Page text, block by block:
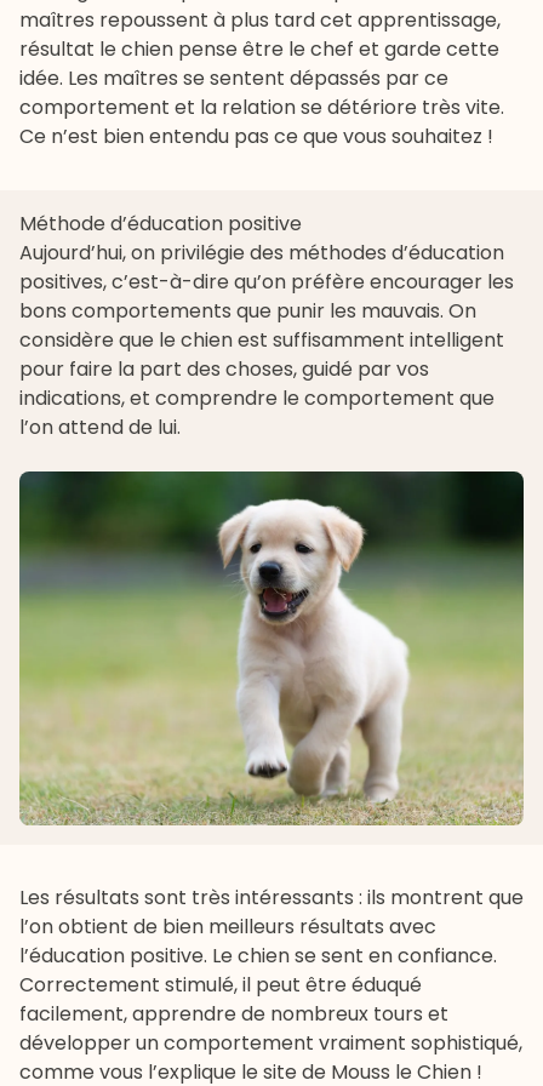
maîtres repoussent à plus tard cet apprentissage,
résultat le chien pense être le chef et garde cette
idée. Les maîtres se sentent dépassés par ce
comportement et la relation se détériore très vite.
Ce n’est bien entendu pas ce que vous souhaitez !
Méthode d’éducation positive
Aujourd’hui, on privilégie des méthodes d’éducation
positives, c’est-à-dire qu’on préfère encourager les
bons comportements que punir les mauvais. On
considère que le chien est suffisamment intelligent
pour faire la part des choses, guidé par vos
indications, et comprendre le comportement que
l’on attend de lui.
Les résultats sont très intéressants : ils montrent que
l’on obtient de bien meilleurs résultats avec
l’éducation positive. Le chien se sent en confiance.
Correctement stimulé, il peut être éduqué
facilement, apprendre de nombreux tours et
développer un comportement vraiment sophistiqué,
comme vous l’explique le site de Mouss le Chien !